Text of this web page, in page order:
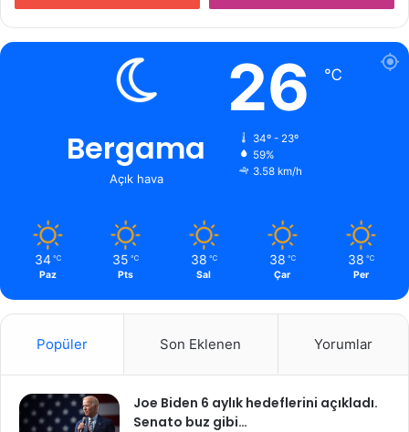
Bergama
Açık hava
26 ℃
34º - 23º
59%
3.58 km/h
34 ℃
Paz
35 ℃
Pts
38 ℃
Sal
38 ℃
Çar
38 ℃
Per
Popüler Son Eklenen Yorumlar
Joe Biden 6 aylık hedeflerini açıkladı.
Senato buz gibi…